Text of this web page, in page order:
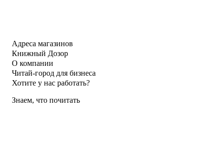
Адреса магазинов
Книжный Дозор
О компании
Читай-город для бизнеса
Хотите у нас работать?
Знаем, что почитать